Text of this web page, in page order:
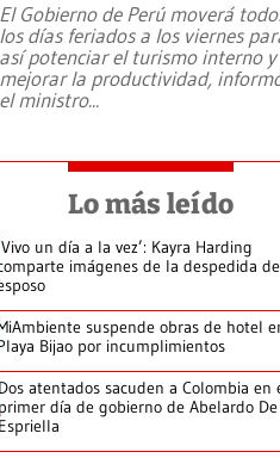
El Gobierno de Perú moverá
los días feriados a los viernes
así potenciar el turismo interno y
mejorar la productividad,
el ministro...
Lo más leído
un día a la vez’: Kayra Harding
imágenes de la despedida
suspende obras de hotel
Bijao por incumplimientos
Dos atentados sacuden a Colombia en
primer día de gobierno de Abelardo De
Espriella